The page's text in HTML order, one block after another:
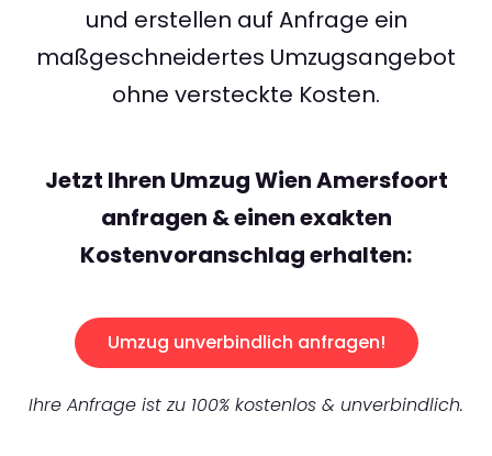
und erstellen auf Anfrage ein
maßgeschneidertes Umzugsangebot
ohne versteckte Kosten.
Jetzt Ihren Umzug Wien Amersfoort
anfragen & einen exakten
Kostenvoranschlag erhalten:
Umzug unverbindlich anfragen!
Ihre Anfrage ist zu 100% kostenlos & unverbindlich.